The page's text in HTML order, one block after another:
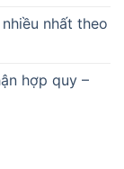
nhất theo
hợp quy –